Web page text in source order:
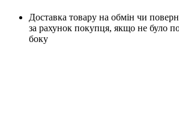
Доставка товару на обмін чи
за рахунок покупця, якщо не було
боку